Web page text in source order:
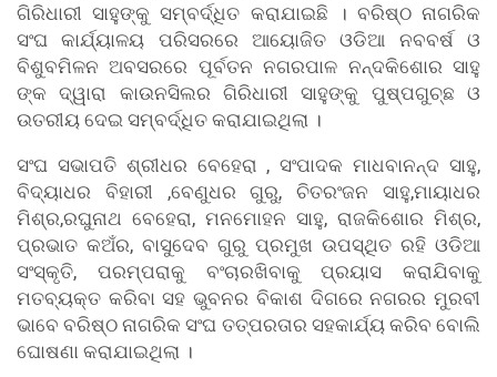
ଗିରିଧାରୀ ସାହୁଙ୍କୁ ସମ୍ବର୍ଦ୍ଧିତ କରାଯାଇଛି । ବରିଷ୍ଠ ନାଗରିକ
ସଂଘ କାର୍ଯ୍ୟାଳୟ ପରିସରରେ ଆୟୋଜିତ ଓଡିଆ ନବବର୍ଷ ଓ
ବିଶୁବମିଳନ ଅବସରରେ ପୂର୍ବତନ ନଗରପାଳ ନନ୍ଦକିଶୋର ସାହୁ
ଙ୍କ ଦ୍ୱାରା କାଉନସିଲର ଗିରିଧାରୀ ସାହୁଙ୍କୁ ପୁଷ୍ପଗୁଚ୍ଛ ଓ
ଉତରୀୟ ଦେଇ ସମ୍ବର୍ଦ୍ଧିତ କରାଯାଇଥିଲା ।
ସଂଘ ସଭାପତି ଶ୍ରୀଧର ବେହେରା , ସଂପାଦକ ମାଧବାନନ୍ଦ ସାହୁ,
ବିଦ୍ୟାଧର ବିହାରୀ ,ବେଣୁଧର ଗୁରୁ, ଚିତରଂଜନ ସାହୁ,ମାୟାଧର
ମିଶ୍ର,ରଘୁନାଥ ବେହେରା, ମନମୋହନ ସାହୁ, ରାଜକିଶୋର ମିଶ୍ର,
ପ୍ରଭାତ କଅଁର, ବାସୁଦେବ ଗୁରୁ ପ୍ରମୁଖ ଉପସ୍ଥିତ ରହି ଓଡିଆ
ସଂସ୍କୃତି, ପରମ୍ପରାକୁ ବଂଚାରଖିବାକୁ ପ୍ରୟାସ କରାଯିବାକୁ
ମତବ୍ୟକ୍ତ କରିବା ସହ ଭୁବନର ବିକାଶ ଦିଗରେ ନଗରର ମୁରବୀ
ଭାବେ ବରିଷ୍ଠ ନାଗରିକ ସଂଘ ତତ୍ପରତାର ସହକାର୍ଯ୍ୟ କରିବ ବୋଲି
ଘୋଷଣା କରାଯାଇଥିଲା ।